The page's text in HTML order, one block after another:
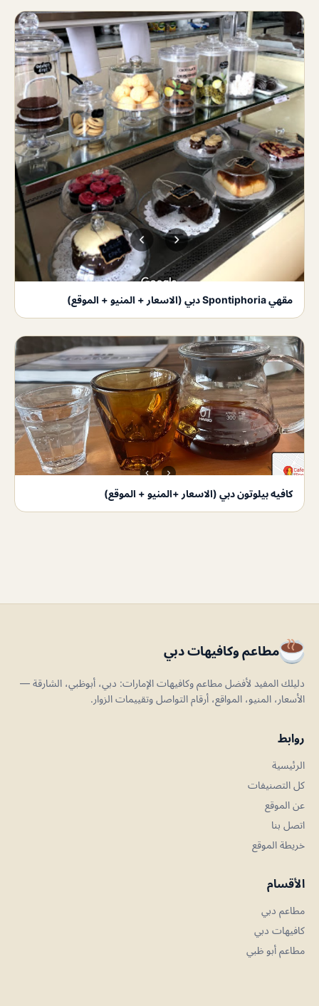
مقهي Spontiphoria دبي (الاسعار + المنيو + الموقع)
كافيه بيلوتون دبي (الاسعار +المنيو + الموقع)
مطاعم وكافيهات دبي
دليلك المفيد لأفضل مطاعم وكافيهات الإمارات: دبي، أبوظبي، الشارقة —
الأسعار، المنيو، المواقع، أرقام التواصل وتقييمات الزوار.
روابط
الرئيسية
كل التصنيفات
عن الموقع
اتصل بنا
خريطة الموقع
الأقسام
مطاعم دبي
كافيهات دبي
مطاعم أبو ظبي